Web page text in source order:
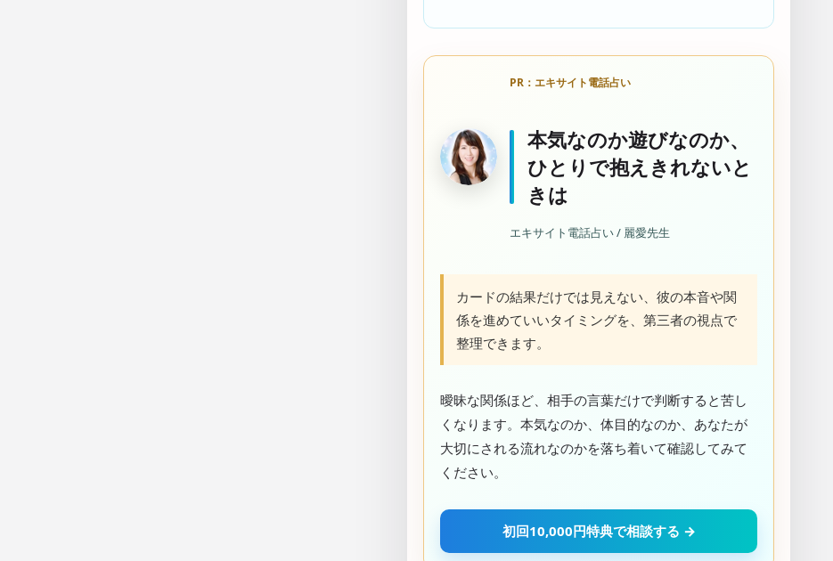
PR：エキサイト電話占い
本気なのか遊びなのか、
ひとりで抱えきれないと
きは
エキサイト電話占い / 麗愛先生
カードの結果だけでは見えない、彼の本音や関
係を進めていいタイミングを、第三者の視点で
整理できます。
曖昧な関係ほど、相手の言葉だけで判断すると苦し
くなります。本気なのか、体目的なのか、あなたが
大切にされる流れなのかを落ち着いて確認してみて
ください。
初回10,000円特典で相談する →